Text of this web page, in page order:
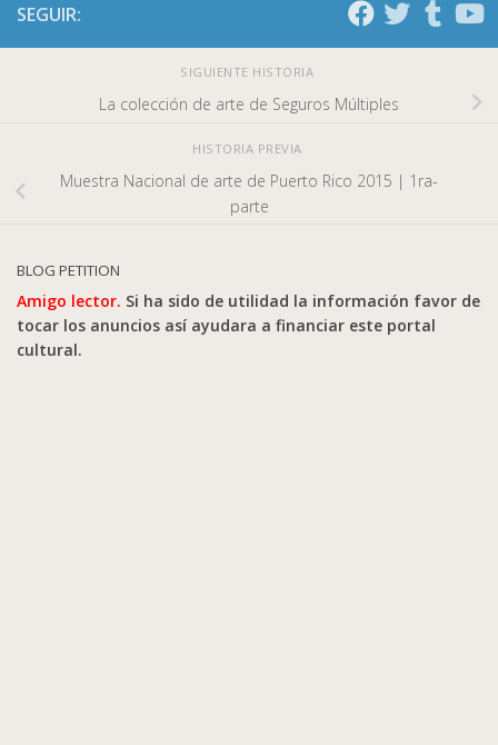
SEGUIR:
SIGUIENTE HISTORIA
La colección de arte de Seguros Múltiples
HISTORIA PREVIA
Muestra Nacional de arte de Puerto Rico 2015 | 1ra-
parte
BLOG PETITION
Amigo lector. Si ha sido de utilidad la información favor de
tocar los anuncios así ayudara a financiar este portal
cultural.